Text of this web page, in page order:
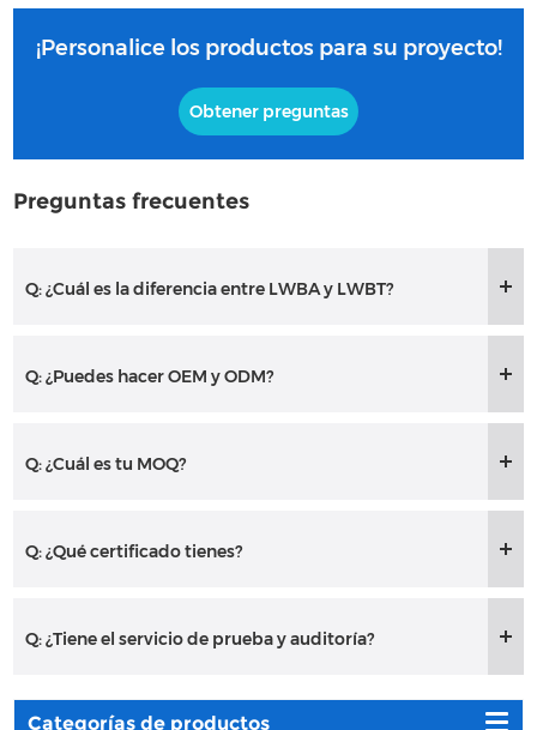
¡Personalice los productos para su proyecto!
Obtener preguntas
Preguntas frecuentes
Q: ¿Cuál es la diferencia entre LWBA y LWBT?
Q: ¿Puedes hacer OEM y ODM?
Q: ¿Cuál es tu MOQ?
Q: ¿Qué certificado tienes?
Q: ¿Tiene el servicio de prueba y auditoría?
Categorías de productos